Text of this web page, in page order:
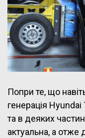
Попри те, що
генерація
та в деяких
актуальна, а отже